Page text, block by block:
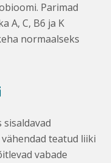
Parimad
A, C, B6 ja K
normaalseks
teatud liiki
vabade